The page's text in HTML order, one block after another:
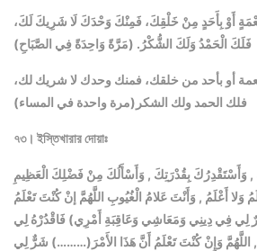
أَوْ بِأَحَدٍ مِنْ خَلْقِكَ، فَمِنْكَ وَحْدَكَ لَا شَرِيكَ لَكَ،
فَلَكَ الْحَمْدُ وَلَكَ الشُّكْرُ. (مَرَّةً وَاحِدَةً فِي الصَّبَاحِ)
أو بأحد من خلقك، فمنك وحدك لا شريك لك،
فلك الحمد ولك الشكر(مرة واحدة في المساء)
৭৩। ইস্তিখারার দোয়াঃ
, وَأَسْتَقْدِرُكَ بِقُدْرَتِكَ , وَأَسْأَلُكَ مِنْ فَضْلِكَ الْعَظِيمِ
وَلا أَعْلَمُ , وَأَنْتَ عَلامُ الْغُيُوبِ اللَّهُمَّ إنْ كُنْتَ تَعْلَمُ
لِي فِي دِينِي وَمَعَاشِي وَعَاقِبَةِ أَمْرِي) فَاقْدُرْهُ لِي
اللَّهُمَّ وَإِنْ كُنْتَ تَعْلَمُ أَنَّ هَذَا الأَمْرَ(………) شَرٌّ لِي